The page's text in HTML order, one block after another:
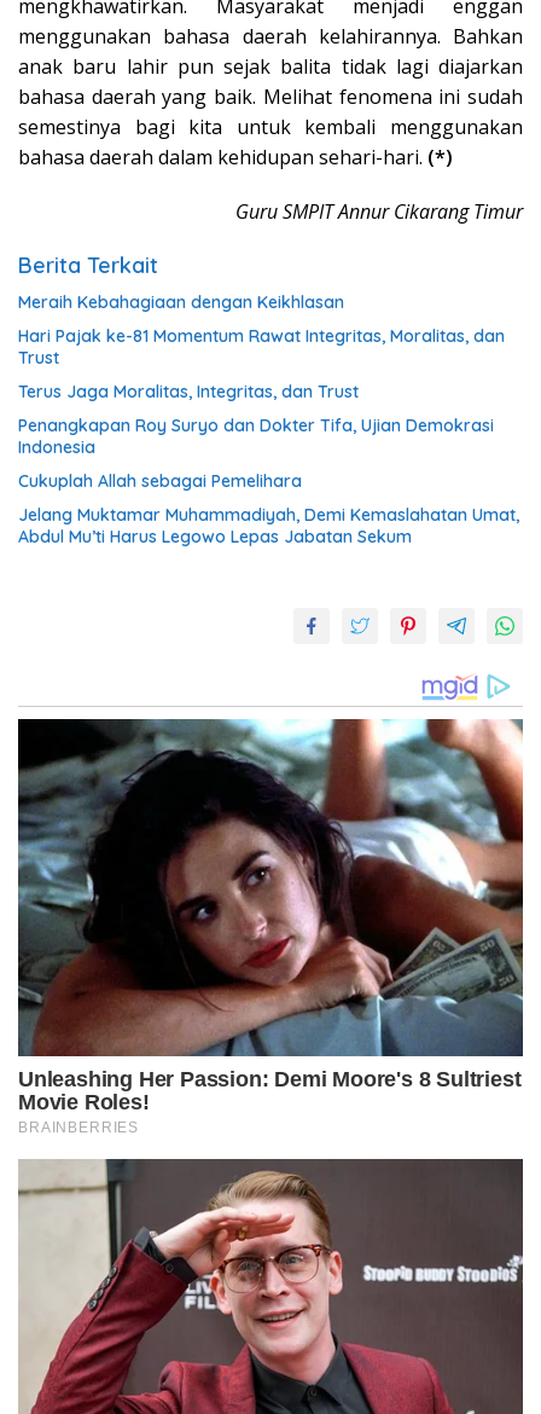
mengkhawatirkan. Masyarakat menjadi enggan
menggunakan bahasa daerah kelahirannya. Bahkan
anak baru lahir pun sejak balita tidak lagi diajarkan
bahasa daerah yang baik. Melihat fenomena ini sudah
semestinya bagi kita untuk kembali menggunakan
bahasa daerah dalam kehidupan sehari-hari. (*)
Guru SMPIT Annur Cikarang Timur
Berita Terkait
Meraih Kebahagiaan dengan Keikhlasan
Hari Pajak ke-81 Momentum Rawat Integritas, Moralitas, dan
Trust
Terus Jaga Moralitas, Integritas, dan Trust
Penangkapan Roy Suryo dan Dokter Tifa, Ujian Demokrasi
Indonesia
Cukuplah Allah sebagai Pemelihara
Jelang Muktamar Muhammadiyah, Demi Kemaslahatan Umat,
Abdul Mu’ti Harus Legowo Lepas Jabatan Sekum